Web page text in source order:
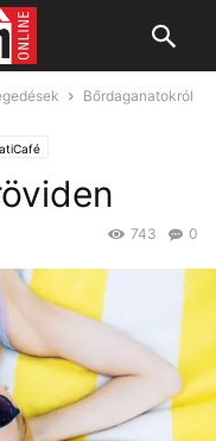
Bőrdaganatokról
0
743